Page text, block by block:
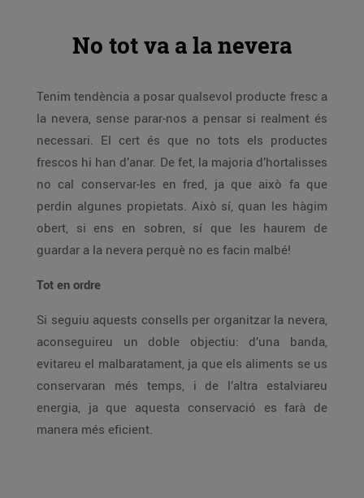
No tot va a la nevera
Tenim tendència a posar qualsevol producte fresc a
la nevera, sense parar-nos a pensar si realment és
necessari. El cert és que no tots els productes
frescos hi han d’anar. De fet, la majoria d’hortalisses
no cal conservar-les en fred, ja que això fa que
perdin algunes propietats. Això sí, quan les hàgim
obert, si ens en sobren, sí que les haurem de
guardar a la nevera perquè no es facin malbé!
Tot en ordre
Si seguiu aquests consells per organitzar la nevera,
aconseguireu un doble objectiu: d’una banda,
evitareu el malbaratament, ja que els aliments se us
conservaran més temps, i de l’altra estalviareu
energia, ja que aquesta conservació es farà de
manera més eficient.